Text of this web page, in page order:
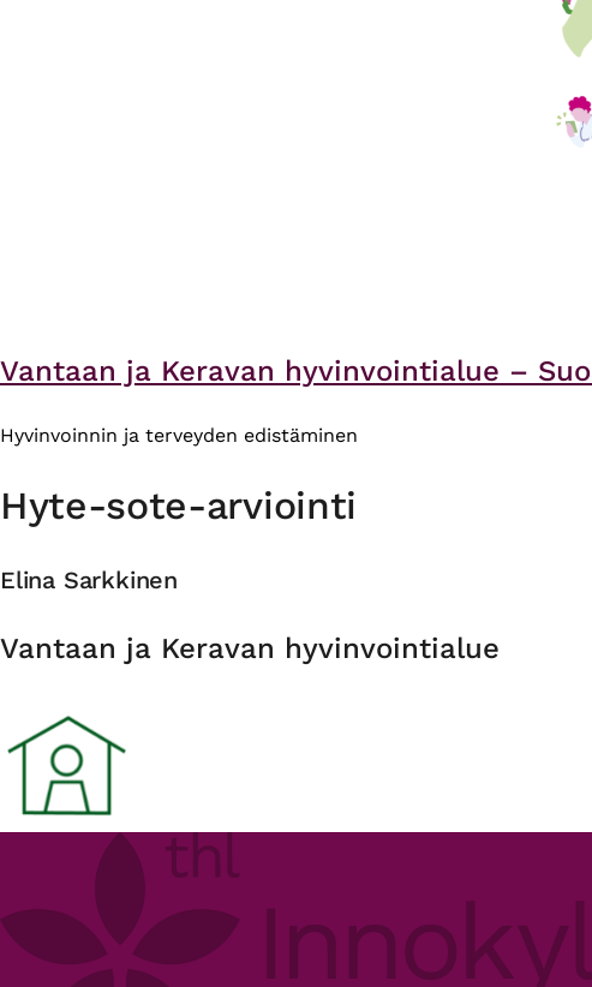
Vantaan ja Keravan hyvinvointialue –
Hyvinvoinnin ja terveyden edistäminen
Hyte-sote-arviointi
Elina Sarkkinen
Organisaatio
Vantaan ja Keravan hyvinvointialue